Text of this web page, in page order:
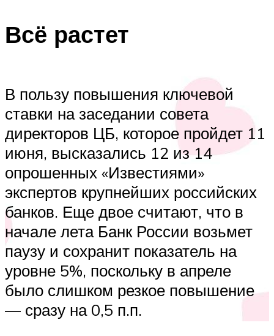
Всё растет
В пользу повышения ключевой
ставки на заседании совета
директоров ЦБ, которое пройдет 11
июня, высказались 12 из 14
опрошенных «Известиями»
экспертов крупнейших российских
банков. Еще двое считают, что в
начале лета Банк России возьмет
паузу и сохранит показатель на
уровне 5%, поскольку в апреле
было слишком резкое повышение
— сразу на 0,5 п.п.